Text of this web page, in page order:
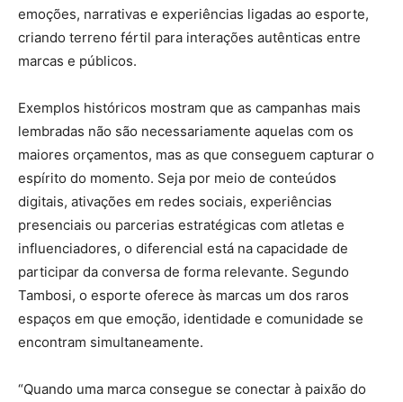
emoções, narrativas e experiências ligadas ao esporte,
criando terreno fértil para interações autênticas entre
marcas e públicos.
Exemplos históricos mostram que as campanhas mais
lembradas não são necessariamente aquelas com os
maiores orçamentos, mas as que conseguem capturar o
espírito do momento. Seja por meio de conteúdos
digitais, ativações em redes sociais, experiências
presenciais ou parcerias estratégicas com atletas e
influenciadores, o diferencial está na capacidade de
participar da conversa de forma relevante. Segundo
Tambosi, o esporte oferece às marcas um dos raros
espaços em que emoção, identidade e comunidade se
encontram simultaneamente.
“Quando uma marca consegue se conectar à paixão do